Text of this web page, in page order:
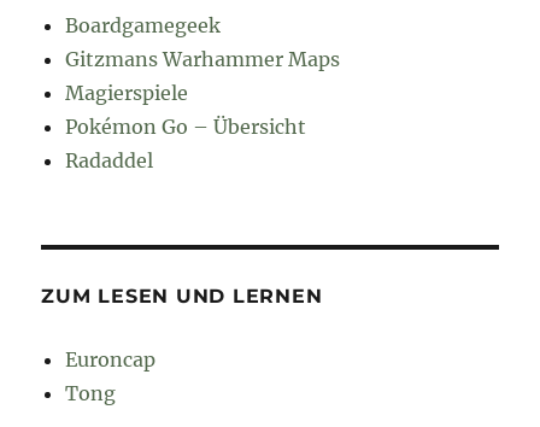
Boardgamegeek
Gitzmans Warhammer Maps
Magierspiele
Pokémon Go – Übersicht
Radaddel
ZUM LESEN UND LERNEN
Euroncap
Tong